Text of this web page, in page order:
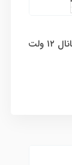
سنسور حرکتی تک کانال ۱۲ ولت